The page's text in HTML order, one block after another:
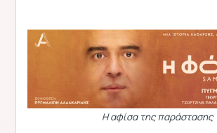
Η αφίσα της παράστασης